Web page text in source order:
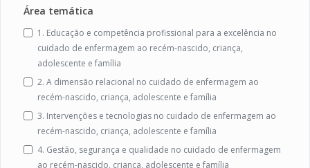
Área temática
1. Educação e competência profissional para a excelência no
cuidado de enfermagem ao recém-nascido, criança,
adolescente e família
2. A dimensão relacional no cuidado de enfermagem ao
recém-nascido, criança, adolescente e família
3. Intervenções e tecnologias no cuidado de enfermagem ao
recém-nascido, criança, adolescente e família
4. Gestão, segurança e qualidade no cuidado de enfermagem
ao recém-nascido, criança, adolescente e família